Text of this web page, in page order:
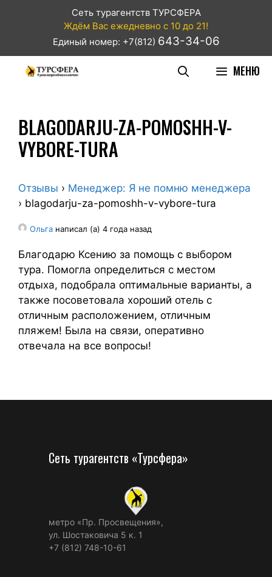
Сеть турагентств ТУРСФЕРА
Ждём Вас ежедневно с 10 до 21!
Единый номер: +7(812) 643-34-06
МЕНЮ
BLAGODARJU-ZA-POMOSHH-V-
VYBORE-TURA
Отзывы › Менеджер: Я не помню менеджера
› blagodarju-za-pomoshh-v-vybore-tura
Oльга написал (а) 4 года назад
Благодарю Ксению за помощь с выбором
тура. Помогла определиться с местом
отдыха, подобрала оптимальные варианты, а
также посоветовала хороший отель с
отличным расположением, отличным
пляжем! Была на связи, оперативно
отвечала на все вопросы!
Сеть турагентств «Турсфера»
метро «Пр. Просвещения»,
ул. Шостаковича 5 к. 1
+7 (812) 748-10-61